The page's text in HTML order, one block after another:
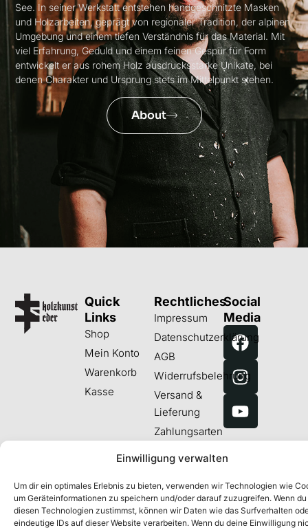
Einwilligung verwalten
Um dir ein optimales Erlebnis zu bieten, verwenden wir Technologien wie
um Geräteinformationen zu speichern und/oder darauf zuzugreifen. Wenn du
diesen Technologien zustimmst, können wir Daten wie das Surfverhalten
eindeutige IDs auf dieser Website verarbeiten. Wenn du deine Einwilligung
See. In seiner Werkstatt entstehen handgeschnitzte Masken
und Holzarbeiten, geprägt von regionaler Tradition, der alpinen
Umgebung und einem tiefen Verständnis für das Material. Mit
viel Erfahrung, Geduld und einem feinen Gespür für Form
entwickelt er aus rohem Holz ausdrucksstarke Unikate, bei
denen Charakter und Ursprung stets im Mittelpunkt stehen.
About
Quick
Links
Shop
Mein Konto
Warenkorb
Kasse
Rechtliches
Impressum
Datenschutzerklärung
AGB
Widerrufsbelehrung
Versand &
Lieferung
Zahlungsarten
Social
Media